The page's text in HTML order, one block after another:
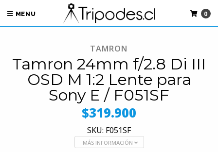
MENU 0
TAMRON
Tamron 24mm f/2.8 Di III
OSD M 1:2 Lente para
Sony E / F051SF
$319.900
SKU: F051SF
MÁS INFORMACIÓN